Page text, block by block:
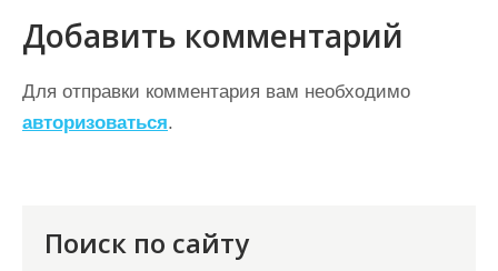
ц
я
п
Добавить комментарий
Для отправки комментария вам необходимо
авторизоваться.
Поиск по сайту